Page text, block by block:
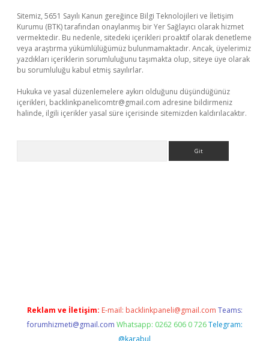
Sitemiz, 5651 Sayılı Kanun gereğince Bilgi Teknolojileri ve İletişim
Kurumu (BTK) tarafından onaylanmış bir Yer Sağlayıcı olarak hizmet
vermektedir. Bu nedenle, sitedeki içerikleri proaktif olarak denetleme
veya araştırma yükümlülüğümüz bulunmamaktadır. Ancak, üyelerimiz
yazdıkları içeriklerin sorumluluğunu taşımakta olup, siteye üye olarak
bu sorumluluğu kabul etmiş sayılırlar.
Hukuka ve yasal düzenlemelere aykırı olduğunu düşündüğünüz
içerikleri, backlinkpanelicomtr@gmail.com adresine bildirmeniz
halinde, ilgili içerikler yasal süre içerisinde sitemizden kaldırılacaktır.
Reklam ve İletişim: E-mail: backlinkpaneli@gmail.com Teams:
forumhizmeti@gmail.com Whatsapp: 0262 606 0 726 Telegram:
@karabul